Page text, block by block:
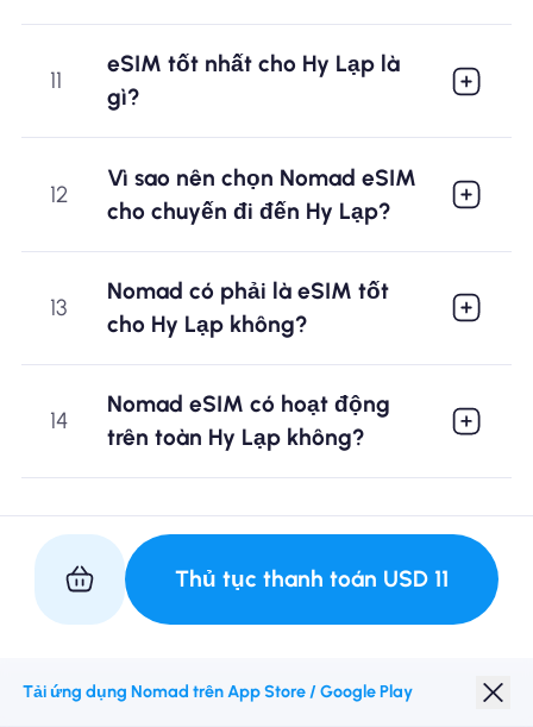
11
eSIM tốt nhất cho Hy Lạp là
gì?
12
Vì sao nên chọn Nomad eSIM
cho chuyến đi đến Hy Lạp?
13
Nomad có phải là eSIM tốt
cho Hy Lạp không?
14
Nomad eSIM có hoạt động
trên toàn Hy Lạp không?
Thủ tục thanh toán USD11
Tải ứng dụng Nomad trên App Store / Google Play